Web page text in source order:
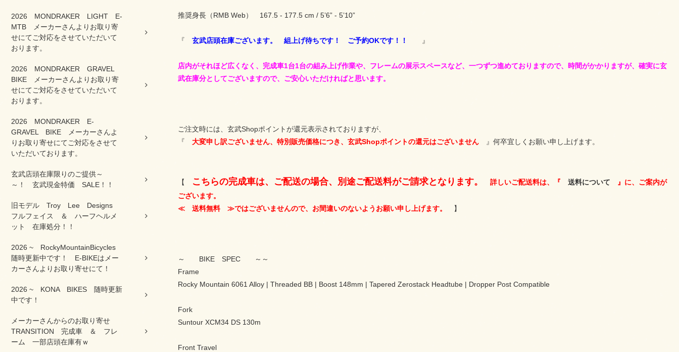
2026 MONDRAKER LIGHT E-
MTB メーカーさんよりお取り寄
せにてご対応をさせていただいて
おります。
2026 MONDRAKER GRAVEL
BIKE メーカーさんよりお取り寄
せにてご対応をさせていただいて
おります。
2026 MONDRAKER E-
GRAVEL BIKE メーカーさんよ
りお取り寄せにてご対応をさせて
いただいております。
玄武店頭在庫限りのご提供～
～！ 玄武現金特価 SALE！！
旧モデル Troy Lee Designs
フルフェイス ＆ ハーフヘルメ
ット 在庫処分！！
2026 ~ RockyMountainBicycles
随時更新中です！ E-BIKEはメー
カーさんよりお取り寄せにて！
2026 ~ KONA BIKES 随時更新
中です！
メーカーさんからのお取り寄せ
TRANSITION 完成車 ＆ フレ
ーム 一部店頭在庫有ｗ
推奨身長（RMB Web） 167.5 - 177.5 cm / 5’6” - 5’10”
『 玄武店頭在庫ございます。 組上げ待ちです！ ご予約OKです！！ 』
店内がそれほど広くなく、完成車1台1台の組み上げ作業や、フレームの展示スペースなど、一つずつ進めておりますので、時間がかかりますが、確実に玄
武在庫分としてございますので、ご安心いただければと思います。
ご注文時には、玄武Shopポイントが還元表示されておりますが、
『 大変申し訳ございません、特別販売価格につき、玄武Shopポイントの還元はございません 』何卒宜しくお願い申し上げます。
【 こちらの完成車は、ご配送の場合、別途ご配送料がご請求となります。 詳しいご配送料は、『 送料について 』に、ご案内が
ございます。
≪ 送料無料 ≫ではございませんので、お間違いのないようお願い申し上げます。
】
～ BIKE SPEC ～～
Frame
Rocky Mountain 6061 Alloy | Threaded BB | Boost 148mm | Tapered Zerostack Headtube | Dropper Post Compatible
Fork
Suntour XCM34 DS 130m
Front Travel